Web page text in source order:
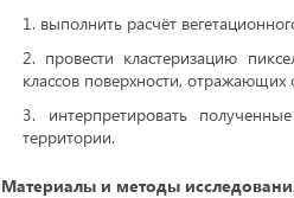
выполнить расчёт
провести кластеризацию
классов поверхности, отражающих
интерпретировать
территории.
Материалы и методы